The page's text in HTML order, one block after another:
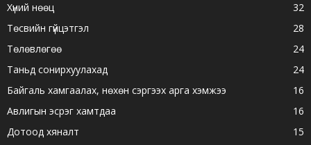
Хүний нөөц
32
Төсвийн гүйцэтгэл
28
Төлөвлөгөө
24
Таньд сонирхуулахад
24
Байгаль хамгаалах, нөхөн сэргээх арга хэмжээ
16
Авлигын эсрэг хамтдаа
16
Дотоод хяналт
15